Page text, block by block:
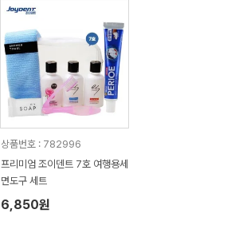
상품번호 : 782996
프리미엄 조이덴트 7호 여행용세
면도구 세트
6,850원